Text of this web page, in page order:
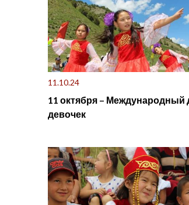
11.10.24
11 октября – Международный
девочек